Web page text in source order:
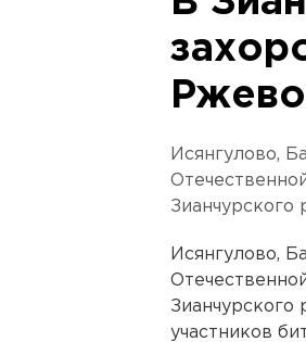
Исянгулово,
Зианчурского
Исянгулово,
Зианчурского
участников